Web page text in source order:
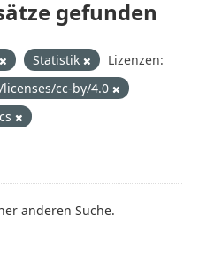
gefunden
Statistik
Lizenzen:
cc-by/4.0
anderen Suche.